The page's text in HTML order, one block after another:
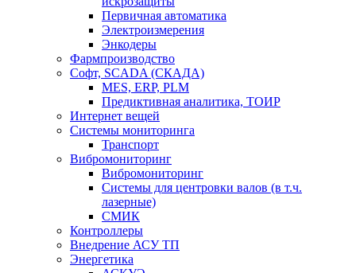
Первичная автоматика
Электроизмерения
Энкодеры
Фармпроизводство
Софт, SCADA (СКАДА)
MES, ERP, PLM
Предиктивная аналитика, ТОИР
Интернет вещей
Системы мониторинга
Транспорт
Вибромониторинг
Вибромониторинг
Системы для центровки валов (в т.ч.
лазерные)
СМИК
Контроллеры
Внедрение АСУ ТП
Энергетика